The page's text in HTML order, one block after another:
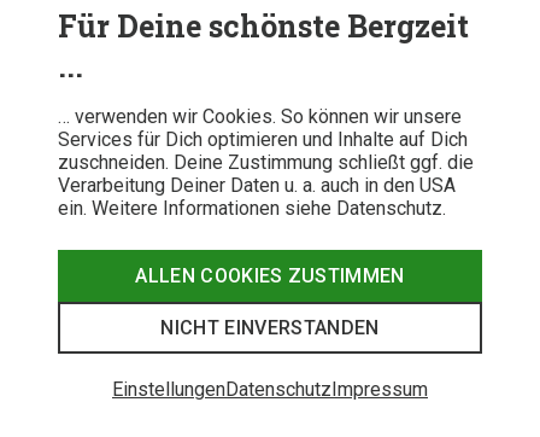
Für Deine schönste Bergzeit
...
… verwenden wir Cookies. So können wir unsere
Services für Dich optimieren und Inhalte auf Dich
zuschneiden. Deine Zustimmung schließt ggf. die
Verarbeitung Deiner Daten u. a. auch in den USA
ein. Weitere Informationen siehe Datenschutz.
ALLEN COOKIES ZUSTIMMEN
NICHT EINVERSTANDEN
EinstellungenDatenschutzImpressum
Das könnte Dich auch interessieren:
BERGZEIT PODCAST KINDER & FAMILIE
Unsere Top Outdoor Kategorien